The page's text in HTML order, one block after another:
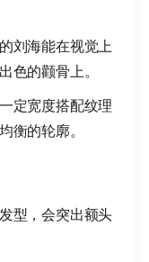
刘海能在视觉上
色的颧骨上。
定宽度搭配纹理
衡的轮廓。
型，会突出额头